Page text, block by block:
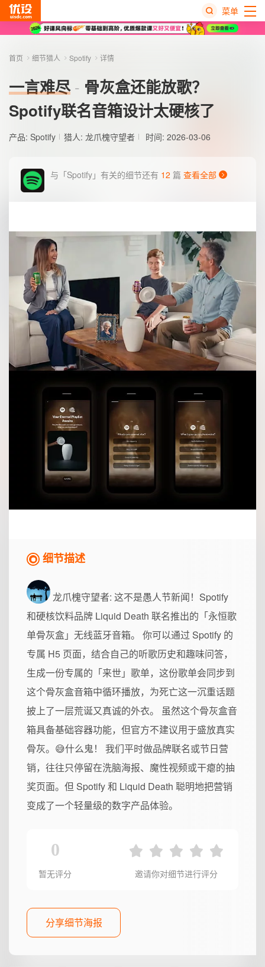
菜单
首页 细节猎人 Spotify 详情
一言难尽
骨灰盒还能放歌？
Spotify联名音箱设计太硬核了
产品: Spotify 猎人: 龙爪槐守望者 时间: 2026-03-06
与「Spotify」有关的细节还有 12 篇 查看全部
细节描述
龙爪槐守望者: 这不是愚人节新闻！Spotify
和硬核饮料品牌 Liquid Death 联名推出的「永恒歌
单骨灰盒」无线蓝牙音箱。 你可以通过 Spotify 的
专属 H5 页面，结合自己的听歌历史和趣味问答，
生成一份专属的「来世」歌单，这份歌单会同步到
这个骨灰盒音箱中循环播放，为死亡这一沉重话题
披上了一层荒诞又真诚的外衣。 虽然这个骨灰盒音
箱具备基础容器功能，但官方不建议用于盛放真实
骨灰。😅什么鬼！ 我们平时做品牌联名或节日营
销，往往只停留在洗脑海报、魔性视频或干瘪的抽
奖页面。但 Spotify 和 Liquid Death 聪明地把营销
变成了一个轻量级的数字产品体验。
0
暂无评分 邀请你对细节进行评分
分享细节海报